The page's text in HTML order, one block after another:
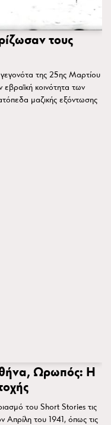
τους
της 25ης Μαρτίου
κοινότητα των
μαζικής εξόντωσης
Ωρωπός: Η
του Short Stories τις
Απρίλη του 1941, όπως τις